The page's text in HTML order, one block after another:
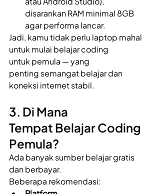
disarankan RAM minimal 8GB
agar performa lancar.
Jadi, kamu tidak perlu laptop mahal
untuk mulai belajar coding
untuk pemula — yang
penting semangat belajar dan
koneksi internet stabil.
3. Di Mana
Tempat Belajar Coding
Pemula?
Ada banyak sumber belajar gratis
dan berbayar.
Beberapa rekomendasi: